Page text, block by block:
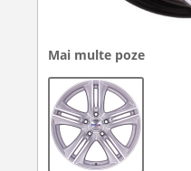
Mai multe poze